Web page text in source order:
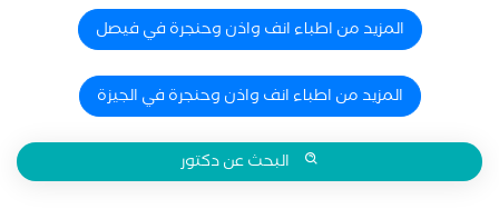
المزيد من اطباء انف واذن وحنجرة في فيصل
المزيد من اطباء انف واذن وحنجرة في الجيزة
البحث عن دكتور